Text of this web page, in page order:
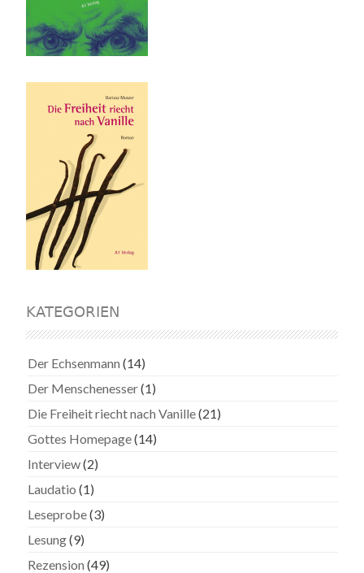
KATEGORIEN
Der Echsenmann (14)
Der Menschenesser(1)
Die Freiheit riecht nach Vanille(21)
Gottes Homepage(14)
Interview(2)
Laudatio (1)
Leseprobe(3)
Lesung(9)
Rezension (49)